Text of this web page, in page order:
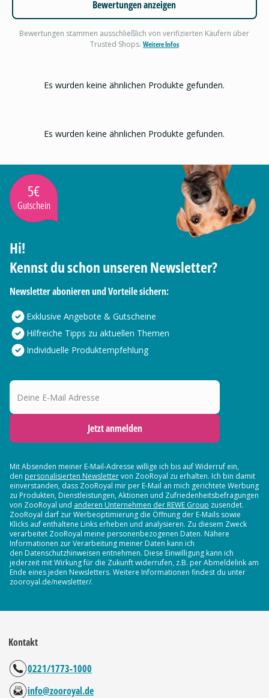
Bewertungen anzeigen
Bewertungen stammen ausschließlich von verifizierten Käufern über
Trusted Shops. Weitere Infos
Es wurden keine ähnlichen Produkte gefunden.
Es wurden keine ähnlichen Produkte gefunden.
5€
Gutschein
Hi!
Kennst du schon unseren Newsletter?
Newsletter abonieren und Vorteile sichern:
Exklusive Angebote & Gutscheine
Hilfreiche Tipps zu aktuellen Themen
Individuelle Produktempfehlung
Deine E-Mail Adresse
Jetzt anmelden
Mit Absenden meiner E-Mail-Adresse willige ich bis auf Widerruf ein,
den personalisierten Newslettervon ZooRoyal zu erhalten. Ich bin damit
einverstanden, dass ZooRoyal mir per E-Mail an mich gerichtete Werbung
zu Produkten, Dienstleistungen, Aktionen und Zufriedenheitsbefragungen
von ZooRoyal und anderen Unternehmen der REWE Group zusendet.
ZooRoyal darf zur Werbeoptimierung die Öffnung der E-Mails sowie
Klicks auf enthaltene Links erheben und analysieren. Zu diesem Zweck
verarbeitet ZooRoyal meine personenbezogenen Daten. Nähere
Informationen zur Verarbeitung meiner Daten kann ich
den Datenschutzhinweisen entnehmen. Diese Einwilligung kann ich
jederzeit mit Wirkung für die Zukunft widerrufen, z.B. per Abmeldelink am
Ende eines jeden Newsletters. Weitere Informationen findest du unter
zooroyal.de/newsletter/.
Kontakt
0221/1773-1000
info@zooroyal.de